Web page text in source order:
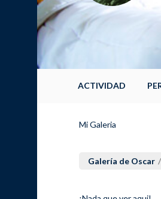
ACTIVIDAD
Mi Galeria
Galería de Oscar /